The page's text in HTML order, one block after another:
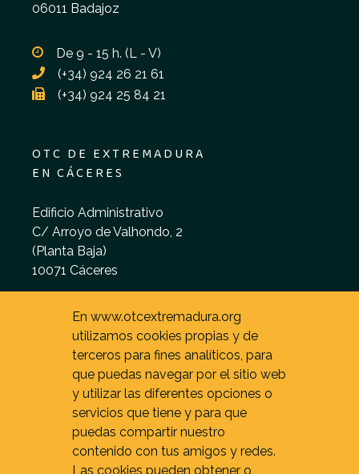
06011 Badajoz
De 9 - 15 h. (L - V)
(+34) 924 26 21 61
(+34) 924 25 84 21
OTC DE EXTREMADURA
EN CÁCERES
Edificio Administrativo
C/ Arroyo de Valhondo, 2
(Planta Baja)
10071 Cáceres
De 9 - 15 h. (L - V)
En www.otcextremadura.org
utilizamos cookies propias y de
terceros para fines analíticos, para
que puedas navegar por el sitio web
y utilizar las diferentes opciones o
servicios que tiene y para que
puedas compartir nuestro
contenido con tus amigos y redes.
Las cookies pueden obtener o